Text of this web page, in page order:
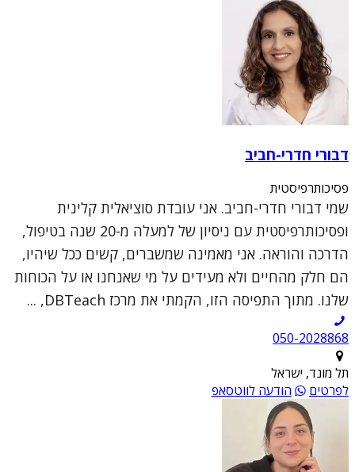
דבורי חדרי-חביב
פסיכותרפיסטית
שמי דבורי חדרי-חביב. אני עובדת סוציאלית קלינית
ופסיכותרפיסטית עם ניסיון של למעלה מ-20 שנה בטיפול,
הדרכה והוראה. אני מאמינה שמשברים, קשים ככל שיהיו,
הם חלק מהחיים ולא מעידים על מי שאנחנו או על הכוחות
שלנו. מתוך התפיסה הזו, הקמתי את מרכז DBTeach, ...
050-2028868
תל מונד, ישראל
לפרטים
הודעה לווטסאפ